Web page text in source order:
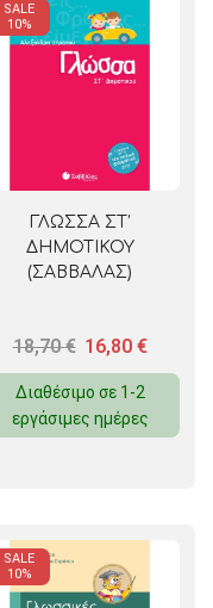
SALE
10%
ΓΛΩΣΣΑ ΣΤ’
ΔΗΜΟΤΙΚΟΥ
(ΣΑΒΒΑΛΑΣ)
18,70€ 16,80 €
Διαθέσιμο σε 1-2
εργάσιμες ημέρες
SALE
10%